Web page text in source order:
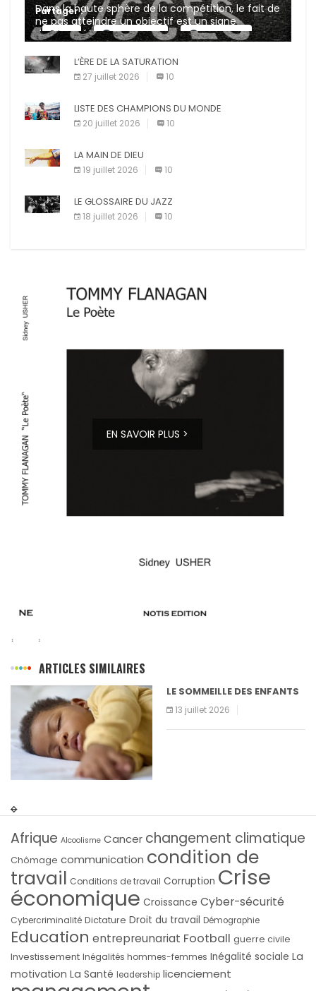
Dans la haute sphère de la compétition, le fait de
ne pas atteindre un objectif est un signe
d’incompétence et une source de sanctions
diverses (avertissement, […]
Partager :
X Facebook Pinterest
E-mail Imprimer
L’ÈRE DE LA SATURATION
27 juillet 2026 10
LISTE DES CHAMPIONS DU MONDE
20 juillet 2026 10
LA MAIN DE DIEU
19 juillet 2026 10
LE GLOSSAIRE DU JAZZ
18 juillet 2026 10
EN SAVOIR PLUS >
ARTICLES SIMILAIRES
LE SOMMEILLE DES ENFANTS
13 juillet 2026
Afrique Alcoolisme Cancer changement climatique
Chômage communication condition de
travail Conditions de travail Corruption Crise
économique Croissance Cyber-sécurité
Cybercriminalité Dictature Droit du travail Démographie
Education entrepreunariat Football guerre civile
Investissement Inégalités hommes-femmes Inégalité sociale La
motivation La Santé leadership licenciement